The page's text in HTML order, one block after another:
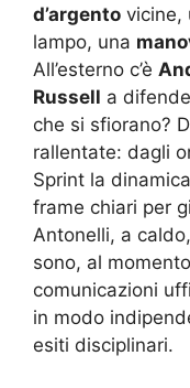
d’argento vicine,
lampo, una
All’esterno c’è
Russell a
che si sfiorano?
rallentate: dagli
Sprint la
frame chiari per
Antonelli, a
sono, al
comunicazioni
in modo
esiti disciplinari.